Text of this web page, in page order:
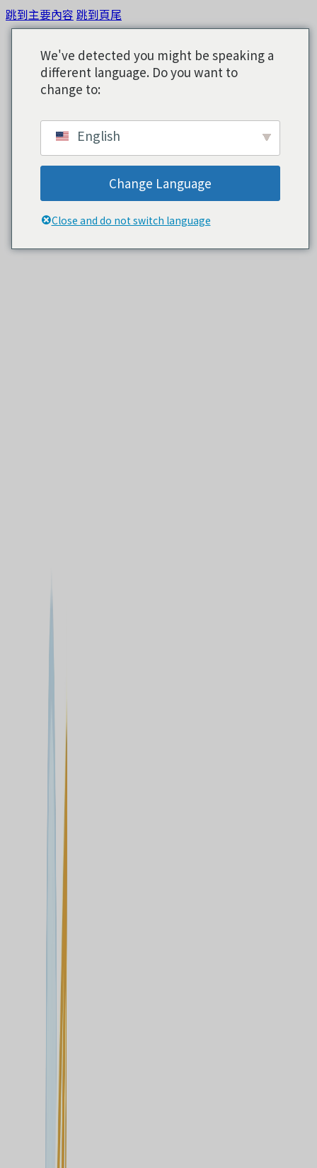
跳到主要內容 跳到頁尾
We've detected you might be speaking a
different language. Do you want to
change to:
English
Change Language
Close and do not switch language